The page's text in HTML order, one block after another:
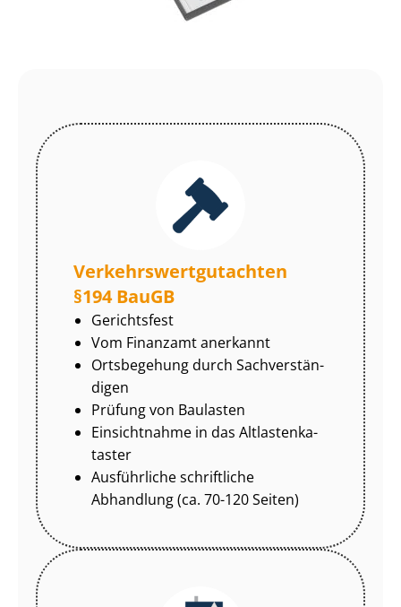
Ver­kehrs­wert­gut­ach­ten
§194 BauGB
Gerichtsfest
Vom Finanzamt anerkannt
Ortsbegehung durch Sach­ver­stän­
di­gen
Prüfung von Baulasten
Einsichtnahme in das Alt­las­ten­ka­
tas­ter
Ausführliche schriftliche
Abhandlung (ca. 70-120 Seiten)